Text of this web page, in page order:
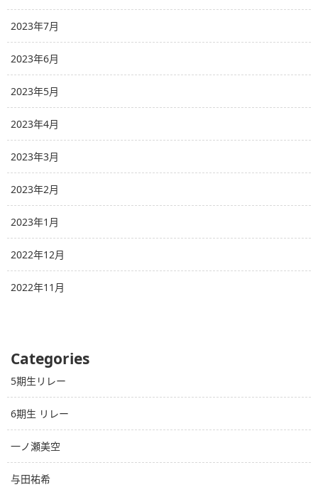
2023年7月
2023年6月
2023年5月
2023年4月
2023年3月
2023年2月
2023年1月
2022年12月
2022年11月
Categories
5期生リレー
6期生 リレー
一ノ瀬美空
与田祐希